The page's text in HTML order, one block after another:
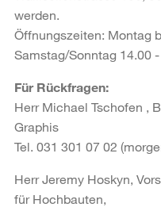
werden.
Öffnungszeiten: Montag
Samstag/Sonntag 14.00
Für Rückfragen:
Herr Michael Tschofen ,
Graphis
Tel. 031 301 07 02
Herr Jeremy Hoskyn,
für Hochbauten,